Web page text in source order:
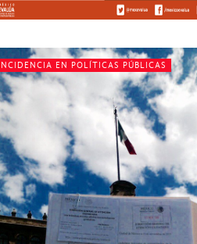
INCIDENCIA EN POLÍTICAS PÚBLICAS